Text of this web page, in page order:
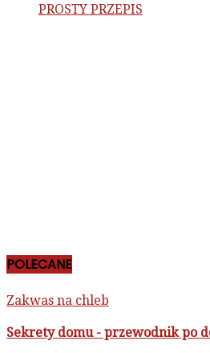
PROSTY PRZEPIS
POLECANE
Zakwas na chleb
Sekrety domu - przewodnik po